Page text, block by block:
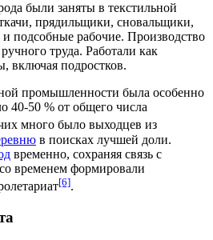
были заняты в текстильной
прядильщики, сновальщики,
подсобные рабочие. Производство
труда. Работали как
, включая подростков.
промышленности была особенно
40-50 % от общего числа
много было выходцев из
в поисках лучшей доли.
временно, сохраняя связь с
временем формировали
[6].